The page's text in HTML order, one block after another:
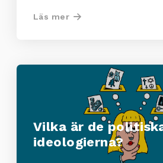
Läs mer
Vilka är de
ideologierna?